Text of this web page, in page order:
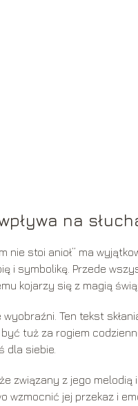
na
nie stoi anioł” ma
i symbolikę. Przede
kojarzy się z magią
Ten tekst
tuż za rogiem
dla siebie.
związany z jego
wzmocnić jej przekaz i